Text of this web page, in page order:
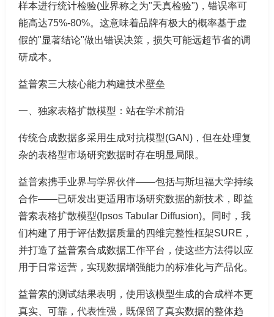
样本进行统计检验(业界称之为"天真检验")，错误率可
能高达75%-80%。这意味着品牌有极大的概率基于虚
假的"显著结论"做出错误决策，损失可能远超节省的调
研成本。
益普索三大核心能力构建技术壁垒
一、独家表格扩散模型：站在学术前沿
传统合成数据多采用生成对抗模型(GAN)，但在处理复
杂的表格型市场研究数据时存在明显局限。
益普索携手业界与学界伙伴——包括与斯坦福大学持续
合作——已研发出更适用市场研究数据的新技术，即益
普索表格扩散模型(Ipsos Tabular Diffusion)。同时，我
们构建了用于评估数据质量的四维完整性框架SURE，
并打造了益普索合成数据工作平台，使这些方法得以应
用于日常运营，实现数据增强能力的标准化与产品化。
益普索的测试结果表明，使用该模型生成的合成样本更
真实、可靠，代表性强，既保留了真实数据的整体趋